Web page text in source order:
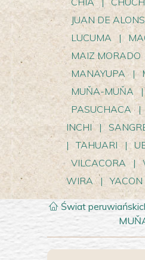
JUAN DE
LUCUMA
|
MAIZ MORADO
MANAYUPA
|
MUŇA-MUŇA
|
PASUCHACA
|
INCHI
|
|
TAHUARI |
VILCACORA
|
WIRA
| YACON
Świat